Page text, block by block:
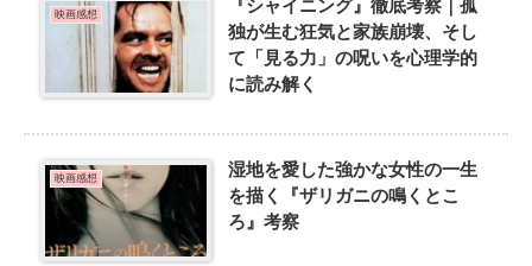
映画感想
『シャイニング』徹底考察｜孤
独が生む狂気と家族崩壊、そし
て「見る力」の呪いを心理学的
に読み解く
映画感想
湿地を愛した強かな女性の一生
を描く『ザリガニの鳴くとこ
ろ』考察